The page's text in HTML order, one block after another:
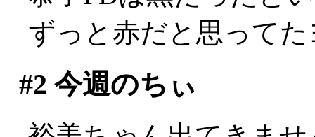
ずっと赤だと思って
#2 今週のちぃ